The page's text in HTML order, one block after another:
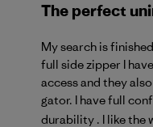
The perfect
My search is
full side zipper I
access and they
gator. I have full
durability . I like the